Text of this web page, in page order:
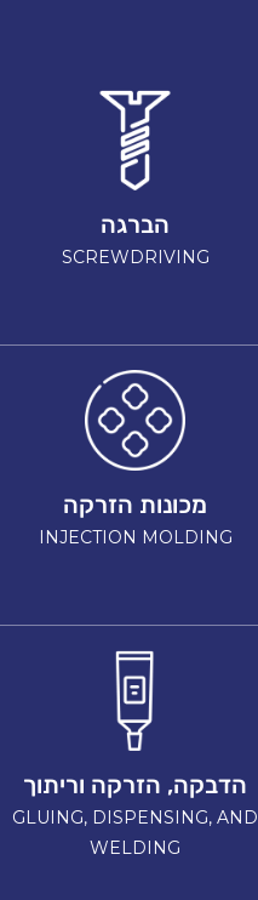
הברגה
SCREWDRIVING
מכונות הזרקה
INJECTION MOLDING
הדבקה, הזרקה וריתוך
GLUING, DISPENSING, AND
WELDING